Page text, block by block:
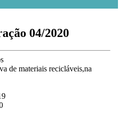
04/2020
de materiais recicláveis,na